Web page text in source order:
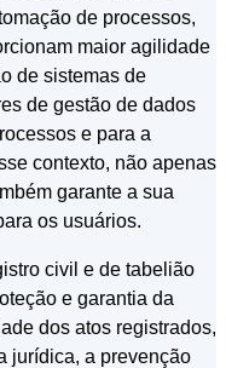
de processos,
maior agilidade
de sistemas de
de gestão de dados
e para a
contexto, não apenas
garante a sua
os usuários.
civil e de tabelião
e garantia da
dos atos registrados,
jurídica, a prevenção